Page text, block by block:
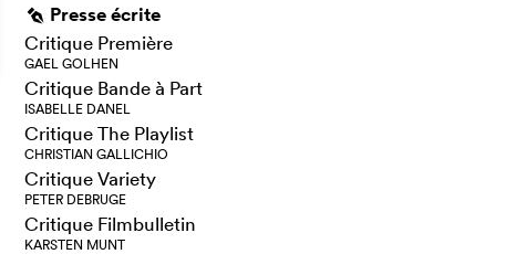
g Presse écrite
Critique Première
GAEL GOLHEN
Critique Bande à Part
ISABELLE DANEL
Critique The Playlist
CHRISTIAN GALLICHIO
Critique Variety
PETER DEBRUGE
Critique Filmbulletin
KARSTEN MUNT